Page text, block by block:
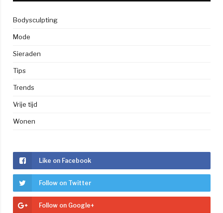
Bodysculpting
Mode
Sieraden
Tips
Trends
Vrije tijd
Wonen
Like on Facebook
Follow on Twitter
Follow on Google+